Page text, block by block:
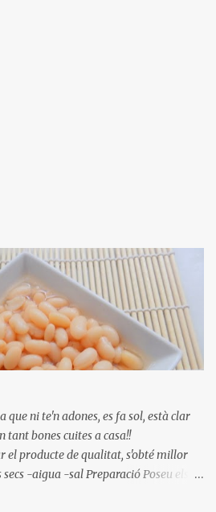
que ni te'n adones, es fa sol, està clar
tant bones cuites a casa!!
el producte de qualitat, s'obté millor
-aigua -sal Preparació Poseu els